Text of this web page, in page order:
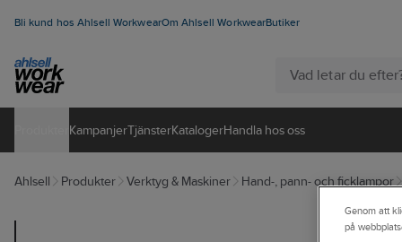
Bli kund hos Ahlsell WorkwearOm Ahlsell WorkwearButiker
KampanjerTjänsterKatalogerHandla hos oss
Ahlsell Produkter Verktyg & Maskiner Hand-, pann- och ficklampor
Genom att
på